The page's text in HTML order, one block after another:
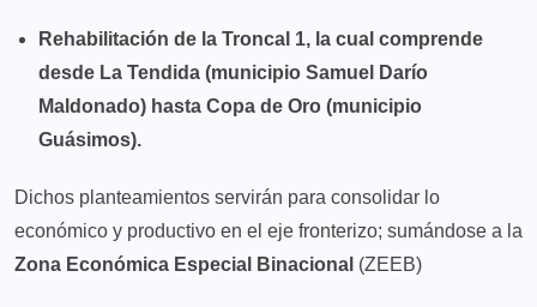
Rehabilitación de la Troncal 1, la cual comprende
desde La Tendida (municipio Samuel Darío
Maldonado) hasta Copa de Oro (municipio
Guásimos).
Dichos planteamientos servirán para consolidar lo
económico y productivo en el eje fronterizo; sumándose a la
Zona Económica Especial Binacional (ZEEB)